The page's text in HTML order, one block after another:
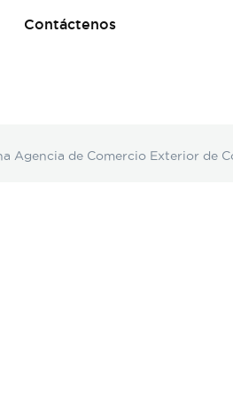
Contáctenos
Agencia de Comercio Exterior de